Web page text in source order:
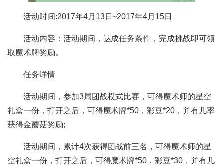
活动时间:2017年4月13日~2017年4月15日
活动内容：活动期间，达成任务条件，完成挑战即可领
取魔术牌奖励。
任务详情
活动期间，参加3局团战模式比赛，可得魔术师的星空
礼盒一份，打开之后，可得魔术牌*50，彩豆*20，并有几率
获得金蘑菇奖励;
活动期间，累计4次获得团战前三名，可得魔术师的星
空礼盒一份，打开之后，可得魔术牌*50，彩豆*30，并有几